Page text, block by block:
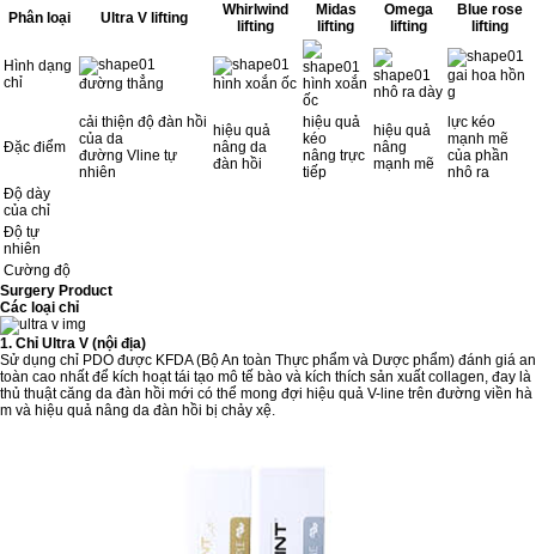
Phân loại
Ultra V lifting
Whirlwind
lifting
Midas
lifting
Omega
lifting
Blue rose
lifting
Hình dạng
chỉ
đường thẳng hình xoắn ốc hình xoắn
ốc
nhô ra dày
gai hoa hồn
g
Đặc điểm
cải thiện độ đàn hồi
của da
đường Vline tự
nhiên
hiệu quả
nâng da
đàn hồi
hiệu quả
kéo
nâng trực
tiếp
hiệu quả
nâng
mạnh mẽ
lực kéo
mạnh mẽ
của phần
nhô ra
Độ dày
của chỉ
Độ tự
nhiên
Cường độ
Surgery Product
Các loại chỉ
1. Chỉ Ultra V (nội địa)
Sử dụng chỉ PDO được KFDA (Bộ An toàn Thực phẩm và Dược phẩm) đánh giá an
toàn cao nhất để kích hoạt tái tạo mô tế bào và kích thích sản xuất collagen, đay là
thủ thuật căng da đàn hồi mới có thể mong đợi hiệu quả V-line trên đường viền hà
m và hiệu quả nâng da đàn hồi bị chảy xệ.